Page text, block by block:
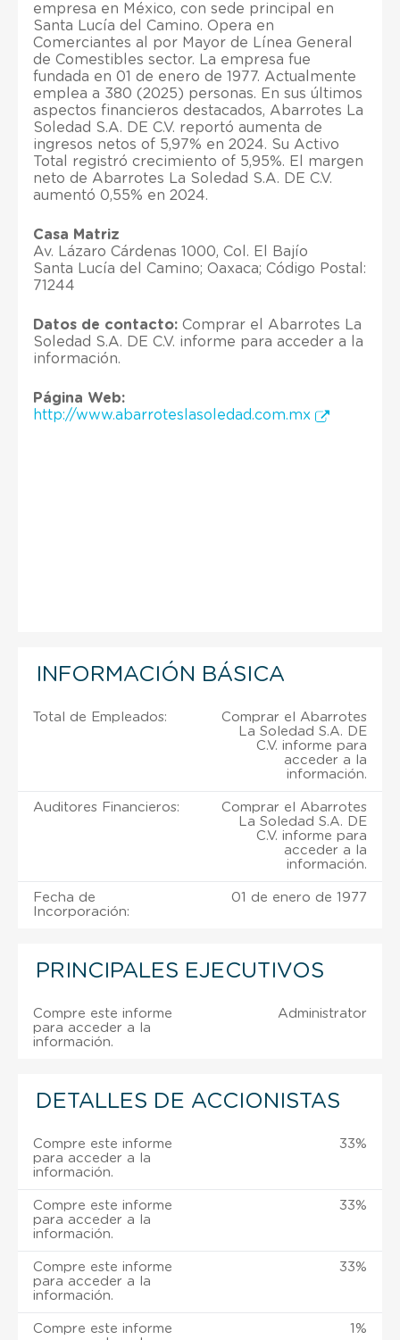
empresa en México, con sede principal en
Santa Lucía del Camino. Opera en
Comerciantes al por Mayor de Línea General
de Comestibles sector. La empresa fue
fundada en 01 de enero de 1977. Actualmente
emplea a 380 (2025) personas. En sus últimos
aspectos financieros destacados, Abarrotes La
Soledad S.A. DE C.V. reportó aumenta de
ingresos netos of 5,97% en 2024. Su Activo
Total registró crecimiento of 5,95%. El margen
neto de Abarrotes La Soledad S.A. DE C.V.
aumentó 0,55% en 2024.
Casa Matriz
Av. Lázaro Cárdenas 1000, Col. El Bajío
Santa Lucía del Camino; Oaxaca; Código Postal:
71244
Datos de contacto: Comprar el Abarrotes La
Soledad S.A. DE C.V. informe para acceder a la
información.
Página Web:
http://www.abarroteslasoledad.com.mx
INFORMACIÓN BÁSICA
Total de Empleados:
Comprar el Abarrotes
La Soledad S.A. DE
C.V. informe para
acceder a la
información.
Auditores Financieros:
Comprar el Abarrotes
La Soledad S.A. DE
C.V. informe para
acceder a la
información.
Fecha de
Incorporación:
01 de enero de 1977
PRINCIPALES EJECUTIVOS
Compre este informe
para acceder a la
información.
Administrator
DETALLES DE ACCIONISTAS
Compre este informe
para acceder a la
información.
33%
Compre este informe
para acceder a la
información.
33%
Compre este informe
para acceder a la
información.
33%
Compre este informe
1%